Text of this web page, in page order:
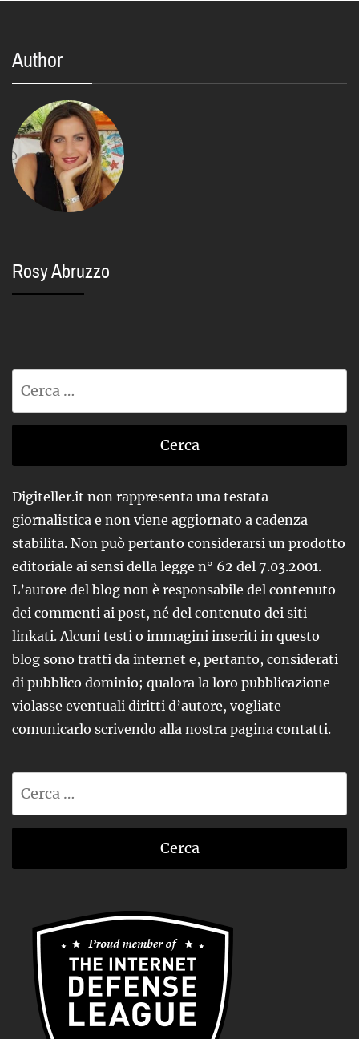
Author
Rosy Abruzzo
Digiteller.it non rappresenta una testata
giornalistica e non viene aggiornato a cadenza
stabilita. Non può pertanto considerarsi un prodotto
editoriale ai sensi della legge n° 62 del 7.03.2001.
L’autore del blog non è responsabile del contenuto
dei commenti ai post, né del contenuto dei siti
linkati. Alcuni testi o immagini inseriti in questo
blog sono tratti da internet e, pertanto, considerati
di pubblico dominio; qualora la loro pubblicazione
violasse eventuali diritti d’autore, vogliate
comunicarlo scrivendo alla nostra pagina contatti.